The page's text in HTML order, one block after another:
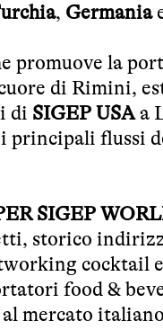
, Germania
promuove la
di Rimini,
di SIGEP USAa
principali flussi
SIGEP
storico
cocktail
food &
mercato